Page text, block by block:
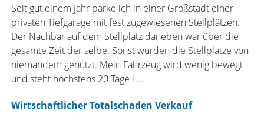
Seit gut einem Jahr parke ich in einer Großstadt einer
privaten Tiefgarage mit fest zugewiesenen Stellplätzen.
Der Nachbar auf dem Stellplatz daneben war über die
gesamte Zeit der selbe. Sonst wurden die Stellplätze von
niemandem genutzt. Mein Fahrzeug wird wenig bewegt
und steht höchstens 20 Tage i ...
Wirtschaftlicher Totalschaden Verkauf